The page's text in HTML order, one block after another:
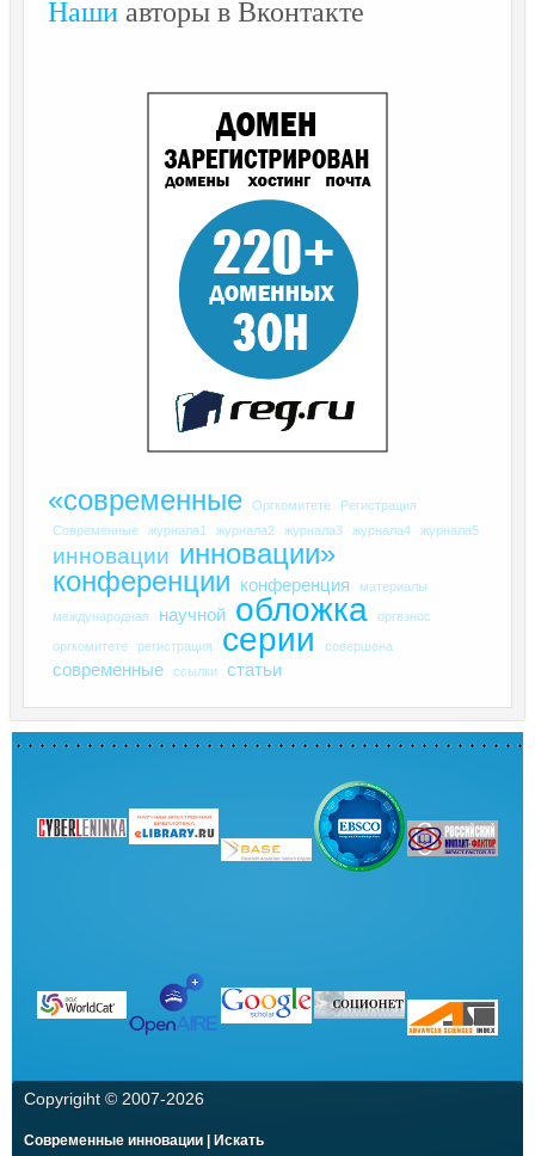
Наши авторы в Вконтакте
«современные Оргкомитете
Регистрация
Современные
журнала1 журнала2 журнала3 журнала4 журнала5
инновации инновации»
конференции
конференция материалы
международная научной обложка оргвзнос
оргкомитете регистрация серии совершена
современные ссылки статьи
Copyrigiht © 2007-2026
Современные инновации | Искать